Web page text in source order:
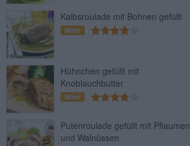
Kalbsroulade mit Bohnen gefüllt
Mittel
Hühnchen gefüllt mit
Knoblauchbutter
Mittel
Putenroulade gefüllt mit Pflaumen
und Walnüssen